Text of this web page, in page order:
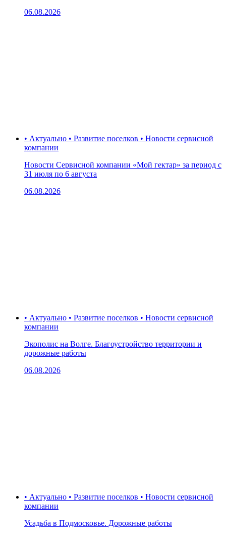
06.08.2026
• Актуально • Развитие поселков • Новости сервисной
компании
Новости Сервисной компании «Мой гектар» за период с
31 июля по 6 августа
06.08.2026
• Актуально • Развитие поселков • Новости сервисной
компании
Экополис на Волге. Благоустройство территории и
дорожные работы
06.08.2026
• Актуально • Развитие поселков • Новости сервисной
компании
Усадьба в Подмосковье. Дорожные работы